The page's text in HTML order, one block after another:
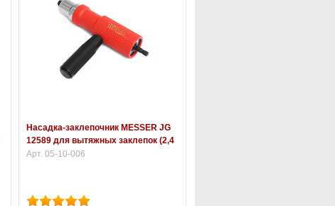
Насадка-заклепочник MESSER JG
12589 для вытяжных заклепок (2,4
- 4,8 мм)
Арт. 05-10-006